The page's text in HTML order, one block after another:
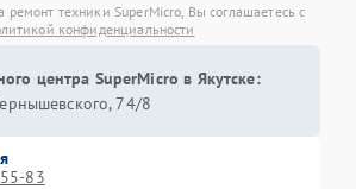
ремонт техники SuperMicro, Вы соглашаетесь с
конфиденциальности
центра SuperMicro в Якутске:
74/8
83